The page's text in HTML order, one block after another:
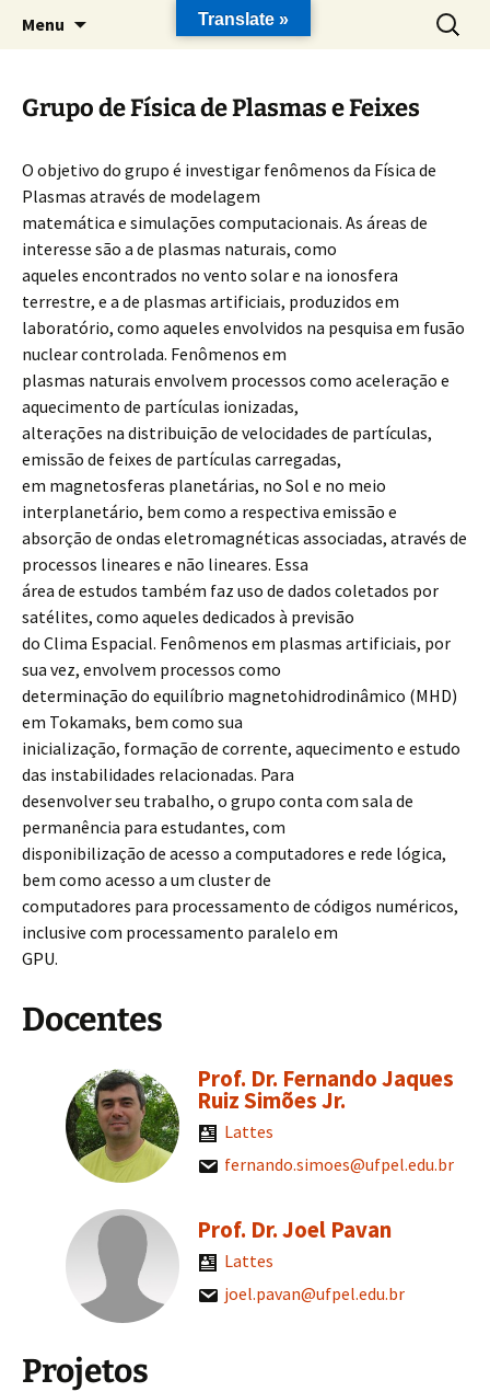
Menu
por:
Grupo de Física de Plasmas e Feixes
O objetivo do grupo é investigar fenômenos da Física de
Plasmas através de modelagem
matemática e simulações computacionais. As áreas de
interesse são a de plasmas naturais, como
aqueles encontrados no vento solar e na ionosfera
terrestre, e a de plasmas artificiais, produzidos em
laboratório, como aqueles envolvidos na pesquisa em fusão
nuclear controlada. Fenômenos em
plasmas naturais envolvem processos como aceleração e
aquecimento de partículas ionizadas,
alterações na distribuição de velocidades de partículas,
emissão de feixes de partículas carregadas,
em magnetosferas planetárias, no Sol e no meio
interplanetário, bem como a respectiva emissão e
absorção de ondas eletromagnéticas associadas, através de
processos lineares e não lineares. Essa
área de estudos também faz uso de dados coletados por
satélites, como aqueles dedicados à previsão
do Clima Espacial. Fenômenos em plasmas artificiais, por
sua vez, envolvem processos como
determinação do equilíbrio magnetohidrodinâmico (MHD)
em Tokamaks, bem como sua
inicialização, formação de corrente, aquecimento e estudo
das instabilidades relacionadas. Para
desenvolver seu trabalho, o grupo conta com sala de
permanência para estudantes, com
disponibilização de acesso a computadores e rede lógica,
bem como acesso a um cluster de
computadores para processamento de códigos numéricos,
inclusive com processamento paralelo em
GPU.
Docentes
Prof. Dr. Fernando Jaques
Ruiz Simões Jr.
Lattes
fernando.simoes@ufpel.edu.br
Prof. Dr. Joel Pavan
Lattes
joel.pavan@ufpel.edu.br
Projetos
Translate »